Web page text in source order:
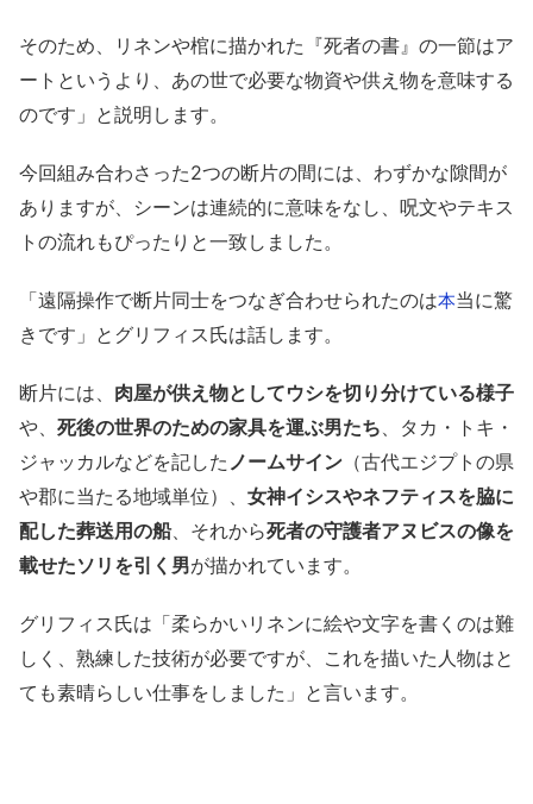
そのため、リネンや棺に描かれた『死者の書』の一節はア
ートというより、あの世で必要な物資や供え物を意味する
のです」と説明します。
今回組み合わさった2つの断片の間には、わずかな隙間が
ありますが、シーンは連続的に意味をなし、呪文やテキス
トの流れもぴったりと一致しました。
「遠隔操作で断片同士をつなぎ合わせられたのは本当に驚
きです」とグリフィス氏は話します。
断片には、 肉屋が供え物としてウシを切り分けている様子
や、 死後の世界のための家具を運ぶ男たち 、タカ・トキ・
ジャッカルなどを記した ノームサイン （古代エジプトの県
や郡に当たる地域単位）、 女神イシスやネフティスを脇に
配した葬送用の船、それから死者の守護者アヌビスの像を
載せたソリを引く男が描かれています。
グリフィス氏は「柔らかいリネンに絵や文字を書くのは難
しく、熟練した技術が必要ですが、これを描いた人物はと
ても素晴らしい仕事をしました」と言います。